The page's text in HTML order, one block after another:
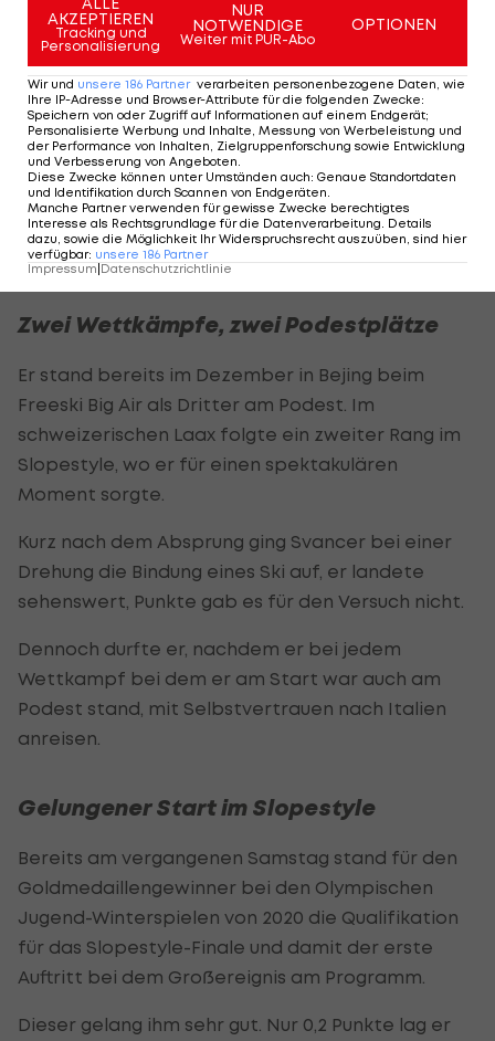
Anfang der Saison war", erklärt der zweimalige
Junioren-Weltmeister.
Nachdem die letzte Saison geprägt von vielen
Wettkämpfen rund um die Welt und dadurch
vielen Reisen war, beschreibt Svancer diesen
Winter bisher als "ein bisschen entspannter". Der
21-Jährige ging an zwei Wettkampf-
Austragungsorten an den Start.
Zwei Wettkämpfe, zwei Podestplätze
Er stand bereits im Dezember in Bejing beim
Freeski Big Air als Dritter am Podest. Im
schweizerischen Laax folgte ein zweiter Rang im
Slopestyle, wo er für einen spektakulären
Moment sorgte.
Kurz nach dem Absprung ging Svancer bei einer
Drehung die Bindung eines Ski auf, er landete
sehenswert, Punkte gab es für den Versuch nicht.
Dennoch durfte er, nachdem er bei jedem
Wettkampf bei dem er am Start war auch am
Podest stand, mit Selbstvertrauen nach Italien
anreisen.
Gelungener Start im Slopestyle
Bereits am vergangenen Samstag stand für den
Goldmedaillengewinner bei den Olympischen
Jugend-Winterspielen von 2020 die Qualifikation
für das Slopestyle-Finale und damit der erste
Auftritt bei dem Großereignis am Programm.
Dieser gelang ihm sehr gut. Nur 0,2 Punkte lag er
AKZEPTIEREN
Tracking und
Personalisierung
NUR
NOTWENDIGE
Weiter mit PUR-Abo
OPTIONEN
Wir und unsere 186 Partner verarbeiten personenbezogene Daten, wie
Ihre IP-Adresse und Browser-Attribute für die folgenden Zwecke:
Speichern von oder Zugriff auf Informationen auf einem Endgerät;
Personalisierte Werbung und Inhalte, Messung von Werbeleistung und
der Performance von Inhalten, Zielgruppenforschung sowie Entwicklung
und Verbesserung von Angeboten
Diese Zwecke können unter Umständen auch: Genaue Standortdaten
und Identifikation durch Scannen von Endgeräten
Manche Partner verwenden für gewisse Zwecke berechtigtes
Interesse als Rechtsgrundlage für die Datenverarbeitung. Details
dazu, sowie die Möglichkeit Ihr Widerspruchsrecht auszuüben, sind hier
verfügbar: unsere 186 Partner
Impressum|Datenschutzrichtlinie